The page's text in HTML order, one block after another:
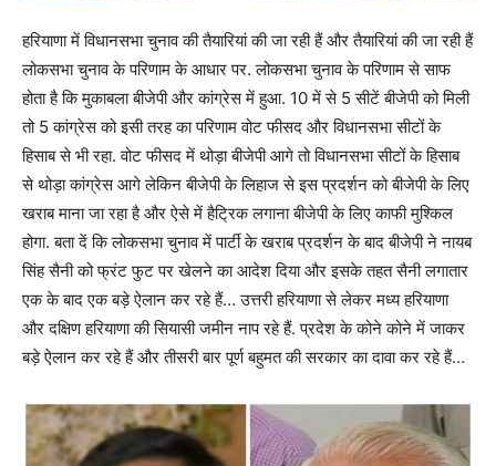
हरियाणा में विधानसभा चुनाव की तैयारियां की जा रही हैं और तैयारियां की जा रही हैं
लोकसभा चुनाव के परिणाम के आधार पर. लोकसभा चुनाव के परिणाम से साफ
होता है कि मुकाबला बीजेपी और कांग्रेस में हुआ. 10 में से 5 सीटें बीजेपी को मिली
तो 5 कांग्रेस को इसी तरह का परिणाम वोट फीसद और विधानसभा सीटों के
हिसाब से भी रहा. वोट फीसद में थोड़ा बीजेपी आगे तो विधानसभा सीटों के हिसाब
से थोड़ा कांग्रेस आगे लेकिन बीजेपी के लिहाज से इस प्रदर्शन को बीजेपी के लिए
खराब माना जा रहा है और ऐसे में हैट्रिक लगाना बीजेपी के लिए काफी मुश्किल
होगा. बता दें कि लोकसभा चुनाव में पार्टी के खराब प्रदर्शन के बाद बीजेपी ने नायब
सिंह सैनी को फ्रंट फुट पर खेलने का आदेश दिया और इसके तहत सैनी लगातार
एक के बाद एक बड़े ऐलान कर रहे हैं… उत्तरी हरियाणा से लेकर मध्य हरियाणा
और दक्षिण हरियाणा की सियासी जमीन नाप रहे हैं. प्रदेश के कोने कोने में जाकर
बड़े ऐलान कर रहे हैं और तीसरी बार पूर्ण बहुमत की सरकार का दावा कर रहे हैं…